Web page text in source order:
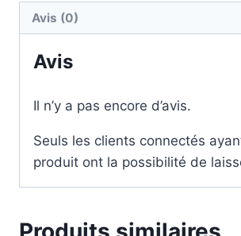
Avis (0)
Avis
Il n’y a pas encore d’avis.
Seuls les clients connectés
produit ont la possibilité de